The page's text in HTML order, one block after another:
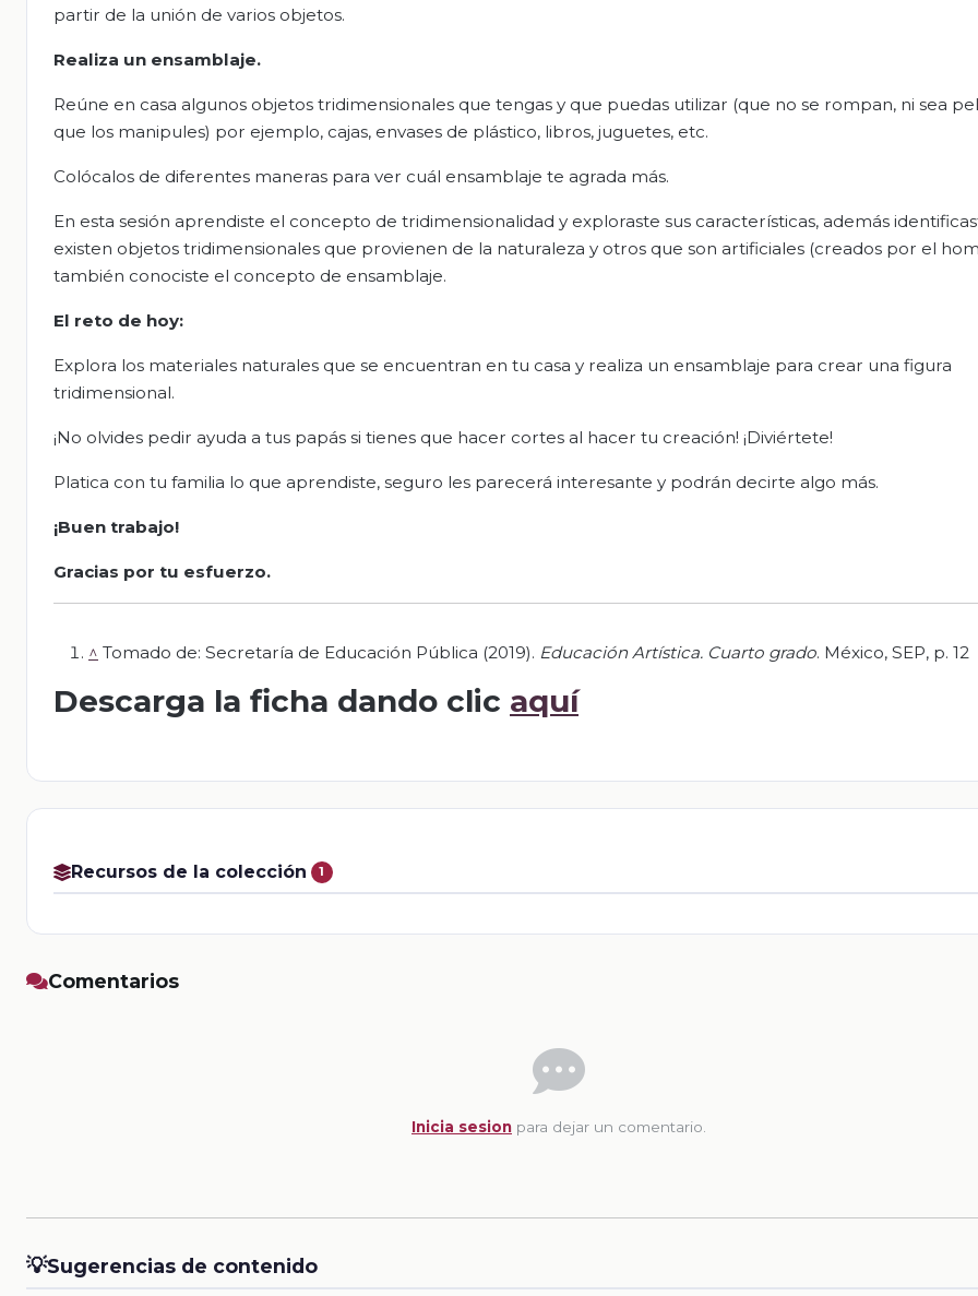
partir de la unión de varios objetos.
Realiza un ensamblaje.
Reúne en casa algunos objetos tridimensionales que tengas y que puedas utilizar (que no se rompan, ni sea
que los manipules) por ejemplo, cajas, envases de plástico, libros, juguetes, etc.
Colócalos de diferentes maneras para ver cuál ensamblaje te agrada más.
En esta sesión aprendiste el concepto de tridimensionalidad y exploraste sus características, además
existen objetos tridimensionales que provienen de la naturaleza y otros que son artificiales (creados por el
también conociste el concepto de ensamblaje.
El reto de hoy:
Explora los materiales naturales que se encuentran en tu casa y realiza un ensamblaje para crear una figura
tridimensional.
¡No olvides pedir ayuda a tus papás si tienes que hacer cortes al hacer tu creación! ¡Diviértete!
Platica con tu familia lo que aprendiste, seguro les parecerá interesante y podrán decirte algo más.
¡Buen trabajo!
Gracias por tu esfuerzo.
^ Tomado de: Secretaría de Educación Pública (2019). Educación Artística. Cuarto grado. México, SEP, p. 12
Descarga la ficha dando clic aquí
Recursos de la colección 1
Comentarios
Inicia sesion para dejar un comentario.
💡Sugerencias de contenido